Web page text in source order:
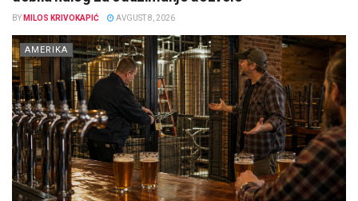
BY MILOS KRIVOKAPIĆ AVGUST 8, 2026
AMERIKA